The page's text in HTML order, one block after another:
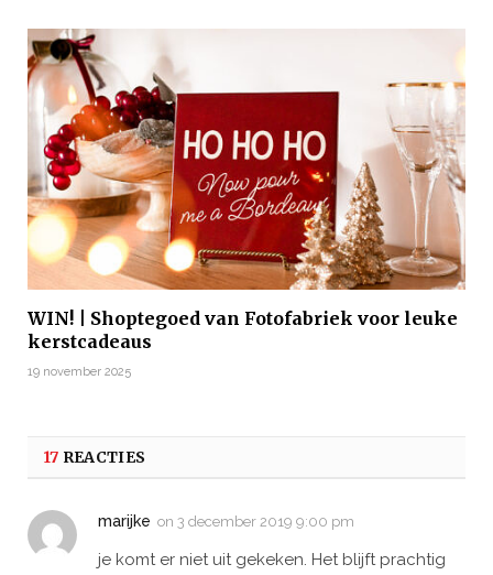
WIN! | Shoptegoed van Fotofabriek voor leuke
kerstcadeaus
19 november 2025
17 REACTIES
marijke on 3 december 2019 9:00 pm
je komt er niet uit gekeken. Het blijft prachtig